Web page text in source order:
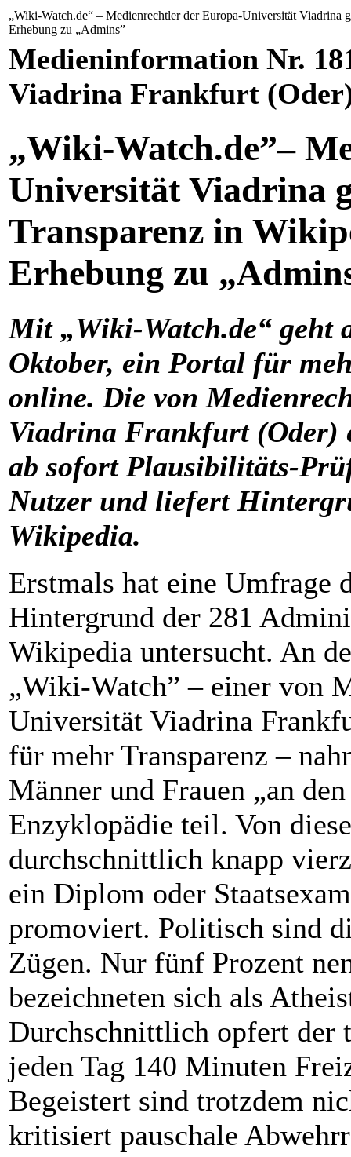
„Wiki-Watch.de“ – Medienrechtler der Europa-Universität Viadrina
Erhebung zu „Admins”
Medieninformation Nr.
Viadrina Frankfurt
„Wiki-Watch.de”–
Universität Viadrina
Transparenz in
Erhebung zu
Mit „Wiki-Watch.de“ geht
Oktober, ein Portal für
online. Die von
Viadrina Frankfurt (Oder)
ab sofort Plausibilitäts-
Nutzer und liefert
Wikipedia.
Erstmals hat eine Umfrage
Hintergrund der 281
Wikipedia untersucht. An
„Wiki-Watch” – einer von
Universität Viadrina
für mehr Transparenz –
Männer und Frauen „an
Enzyklopädie teil. Von
durchschnittlich knapp
ein Diplom oder
promoviert. Politisch sind
Zügen. Nur fünf Prozent
bezeichneten sich als
Durchschnittlich opfert der
jeden Tag 140 Minuten
Begeistert sind trotzdem
kritisiert pauschale